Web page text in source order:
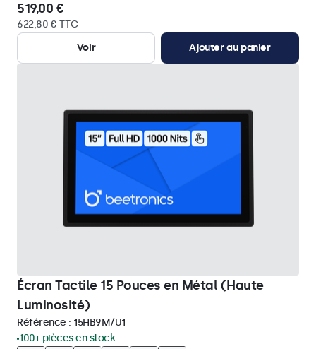
519,00 €
622,80 € TTC
Voir
Ajouter au panier
Écran Tactile 15 Pouces en Métal (Haute
Luminosité)
Référence : 15HB9M/U1
100+ pièces en stock